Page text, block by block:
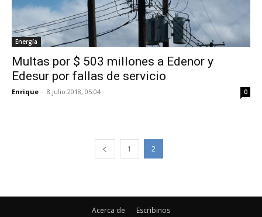
Energía
Multas por $ 503 millones a Edenor y
Edesur por fallas de servicio
Enrique - 8 julio 2018, 05:04 0
1 2
Acerca de Escribinos